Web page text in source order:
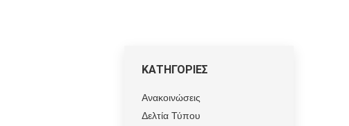
ΚΑΤΗΓΟΡΙΕΣ
Ανακοινώσεις
Δελτία Τύπου